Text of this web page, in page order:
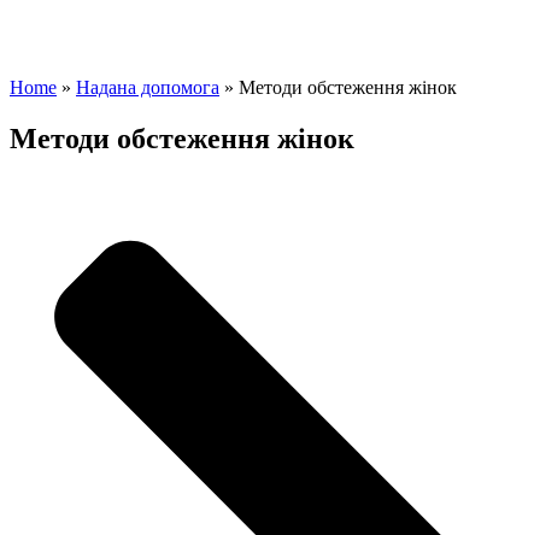
Home » Надана допомога » Методи обстеження жінок
Методи обстеження жінок